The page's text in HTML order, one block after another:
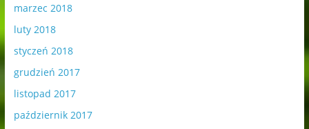
marzec 2018
luty 2018
styczeń 2018
grudzień 2017
listopad 2017
październik 2017